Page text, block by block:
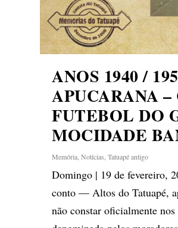
ANOS 1940 /
APUCARANA
FUTEBOL DO
MOCIDADE
Memória ,Notícias ,Tatuapé antigo
Domingo | 19 de fevereiro,
conto — Altos do Tatuapé,
não constar oficialmente